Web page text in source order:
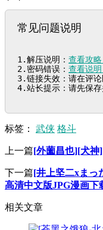
常见问题说明
1.解压说明： 查看攻略
2.密码错误： 查看说明
3.链接失效：请在评论
4.站长提示：请先保存
标签： 武侠 格斗
上一篇[外薗昌也][犬神
下一篇[井上坚二xまっ
高清中文版JPG漫画下
相关文章